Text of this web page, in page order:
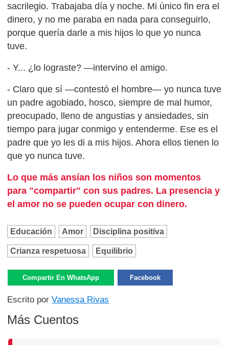
sacrilegio. Trabajaba día y noche. Mi único fin era el
dinero, y no me paraba en nada para conseguirlo,
porque quería darle a mis hijos lo que yo nunca
tuve.
- Y... ¿lo lograste? —intervino el amigo.
- Claro que sí —contestó el hombre— yo nunca tuve
un padre agobiado, hosco, siempre de mal humor,
preocupado, lleno de angustias y ansiedades, sin
tiempo para jugar conmigo y entenderme. Ese es el
padre que yo les di a mis hijos. Ahora ellos tienen lo
que yo nunca tuve.
Lo que más ansían los niños son momentos
para "compartir" con sus padres. La presencia y
el amor no se pueden ocupar con dinero.
Educación Amor Disciplina positiva
Crianza respetuosa Equilibrio
Compartir En WhatsApp Facebook
Escrito porVanessa Rivas
Más Cuentos